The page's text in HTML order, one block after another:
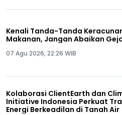
Kenali Tanda-Tanda
Makanan, Jangan Abaikan
07 Agu 2026, 22:26 WIB
Kolaborasi ClientEarth dan
Initiative Indonesia Perkuat
Energi Berkeadilan di Tanah Air